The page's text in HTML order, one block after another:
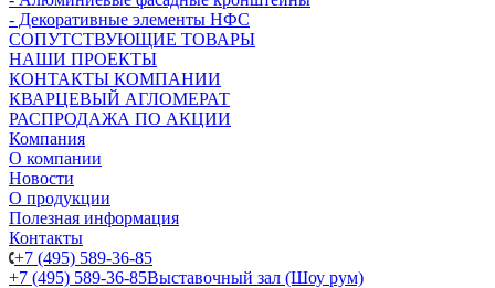
- Декоративные элементы НФС
СОПУТСТВУЮЩИЕ ТОВАРЫ
НАШИ ПРОЕКТЫ
КОНТАКТЫ КОМПАНИИ
КВАРЦЕВЫЙ АГЛОМЕРАТ
РАСПРОДАЖА ПО АКЦИИ
Компания
О компании
Новости
О продукции
Полезная информация
Контакты
+7 (495) 589-36-85
+7 (495) 589-36-85Выставочный зал (Шоу рум)